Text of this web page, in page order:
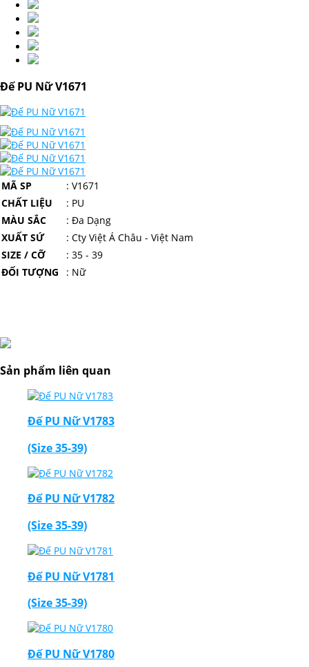
Đế PU Nữ V1671
MÃ SP
: V1671
CHẤT LIỆU
: PU
MÀU SẮC
: Đa Dạng
XUẤT SỨ
: Cty Việt Á Châu - Việt Nam
SIZE / CỠ
: 35 - 39
ĐỐI TƯỢNG
: Nữ
Sản phẩm liên quan
Đế PU Nữ V1783
(Size 35-39)
Đế PU Nữ V1782
(Size 35-39)
Đế PU Nữ V1781
(Size 35-39)
Đế PU Nữ V1780